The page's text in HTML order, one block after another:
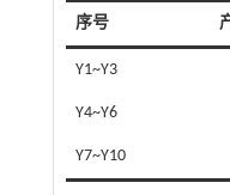
序号
Y1~Y3
Y4~Y6
Y7~Y10